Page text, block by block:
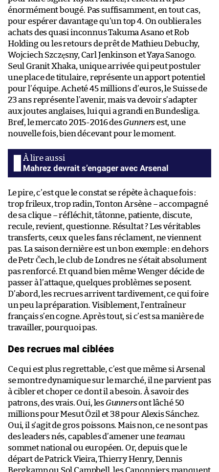
énormément bougé. Pas suffisamment, en tout cas,
pour espérer davantage qu’un top 4. On oubliera les
achats des quasi inconnus Takuma Asano et Rob
Holding ou les retours de prêt de Mathieu Debuchy,
Wojciech Szczęsny, Carl Jenkinson et Yaya Sanogo.
Seul Granit Xhaka, unique arrivée qui peut postuler
une place de titulaire, représente un apport potentiel
pour l’équipe. Acheté 45 millions d’euros, le Suisse de
23 ans représente l’avenir, mais va devoir s’adapter
aux joutes anglaises, lui qui a grandi en Bundesliga.
Bref, le mercato 2015-2016 desGunnersest, une
nouvelle fois, bien décevant pour le moment.
Mahrez devrait s’engager avec Arsenal
Le pire, c’est que le constat se répète à chaque fois :
trop frileux, trop radin, Tonton Arsène – accompagné
de sa clique – réfléchit, tâtonne, patiente, discute,
recule, revient, questionne. Résultat ? Les véritables
transferts, ceux que les fans réclament, ne viennent
pas. La saison dernière est un bon exemple : en dehors
de Petr Čech, le club de Londres ne s’était absolument
pas renforcé. Et quand bien même Wenger décide de
passer à l’attaque, quelques problèmes se posent.
D’abord, les recrues arrivent tardivement, ce qui foire
un peu la préparation. Visiblement, l’entraîneur
français s’en cogne. Après tout, si c’est sa manière de
travailler, pourquoi pas.
Des recrues mal ciblées
Ce qui est plus regrettable, c’est que même si Arsenal
se montre dynamique sur le marché, il ne parvient pas
à cibler et choper ce dont il a besoin. À savoir des
patrons, des vrais. Oui, les Gunnersont lâché 50
millions pour Mesut Özil et 38 pour Alexis Sánchez.
Oui, il s’agit de gros poissons. Mais non, ce ne sont pas
des leaders nés, capables d’amener uneteamau
sommet national ou européen. Or, depuis que le
départ de Patrick Vieira, Thierry Henry, Dennis
Bergkamp ou Sol Campbell, les Canonniers manquent